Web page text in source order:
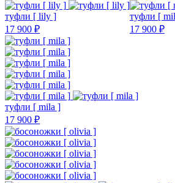
туфли [ lily ]
17 900 ₽
туфли [
17 900 ₽
туфли [ mila ]
17 900 ₽